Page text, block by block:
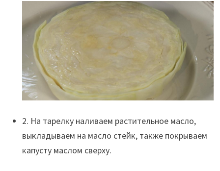
2. На тарелку наливаем растительное масло,
выкладываем на масло стейк, также покрываем
капусту маслом сверху.